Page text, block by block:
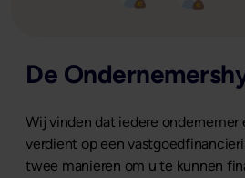
De
Wij vinden dat iedere ondernemer
verdient op een
twee manieren om u te kunnen